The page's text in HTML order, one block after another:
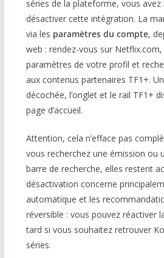
séries de la plateforme, vous avez
désactiver cette intégration. La
via les paramètres du compte,
web : rendez-vous sur
paramètres de votre profil et
aux contenus partenaires TF1+.
décochée, l’onglet et le rail TF1+
page d’accueil.
Attention, cela n’efface pas
vous recherchez une émission ou
barre de recherche, elles restent
désactivation concerne
automatique et les
réversible : vous pouvez réactiver
tard si vous souhaitez retrouver
séries.